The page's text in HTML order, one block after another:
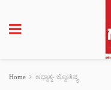
Home ಆಧ್ಯಾತ್ಮ- ಜ್ಯೋತಿಷ್ಯ